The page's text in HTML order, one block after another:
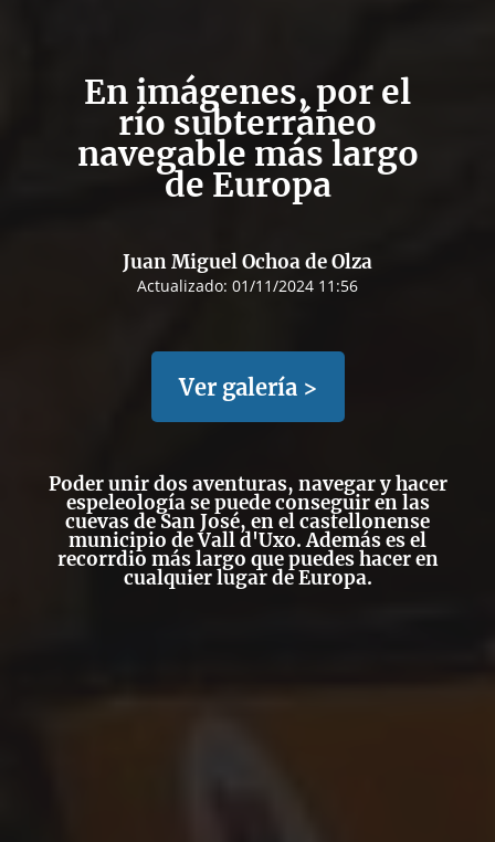
En imágenes, por el
río subterráneo
navegable más largo
de Europa
Juan Miguel Ochoa de Olza
Actualizado: 01/11/2024 11:56
Ver galería >
Poder unir dos aventuras, navegar y hacer
espeleología se puede conseguir en las
cuevas de San José, en el castellonense
municipio de Vall d'Uxo. Además es el
recorrdio más largo que puedes hacer en
cualquier lugar de Europa.